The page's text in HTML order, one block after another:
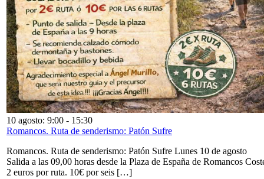
10 agosto: 9:00 - 15:30
Romancos. Ruta de senderismo: Patón Sufre
Romancos. Ruta de senderismo: Patón Sufre Lunes 10 de agosto
Salida a las 09,00 horas desde la Plaza de España de Romancos
2 euros por ruta. 10€ por seis […]